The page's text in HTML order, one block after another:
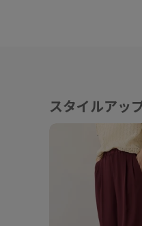
スタイルアッ